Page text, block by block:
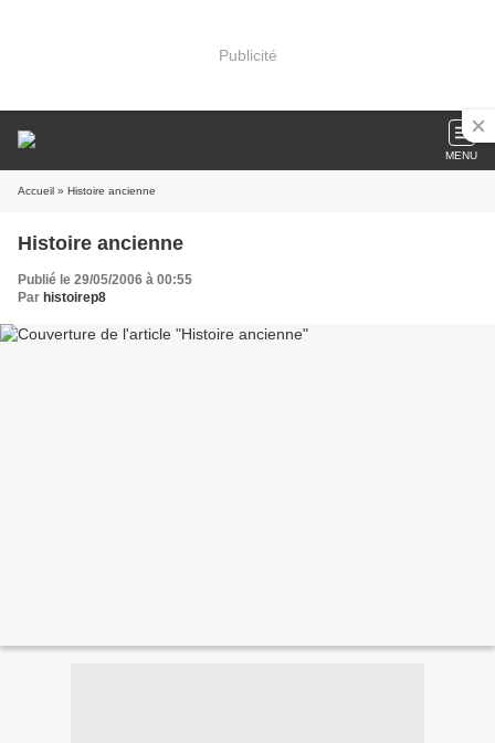
Publicité
MENU
Accueil » Histoire ancienne
Histoire ancienne
Publié le 29/05/2006 à 00:55
Par histoirep8